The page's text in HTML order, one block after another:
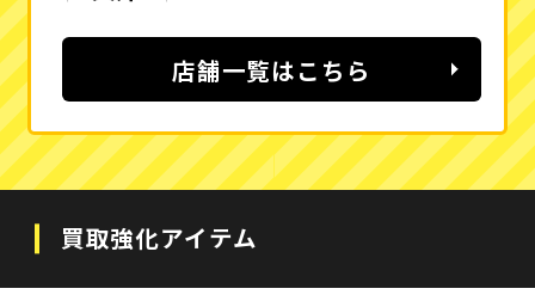
店舗一覧はこちら
買取強化アイテム